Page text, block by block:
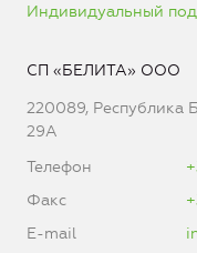
Индивидуальный
СП «БЕЛИТА» ООО
220089, Республика
29А
Телефон
Факс
E-mail